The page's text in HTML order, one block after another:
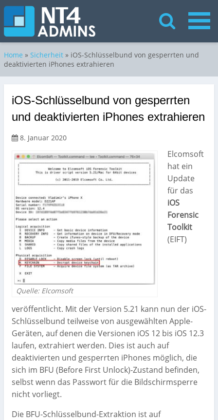
Home » Sicherheit » iOS-Schlüsselbund von gesperrten und
deaktivierten iPhones extrahieren
iOS-Schlüsselbund von gesperrten
und deaktivierten iPhones extrahieren
8. Januar 2020
Quelle: Elcomsoft
Elcomsoft
hat ein
Update
für das
iOS
Forensic
Toolkit
(EIFT)
veröffentlicht. Mit der Version 5.21 kann nun der iOS-
Schlüsselbund teilweise von ausgewählten Apple-
Geräten, auf denen die Versionen iOS 12 bis iOS 12.3
laufen, extrahiert werden. Dies ist auch auf
deaktivierten und gesperrten iPhones möglich, die
sich im BFU (Before First Unlock)-Zustand befinden,
selbst wenn das Passwort für die Bildschirmsperre
nicht vorliegt.
Die BFU-Schlüsselbund-Extraktion ist auf